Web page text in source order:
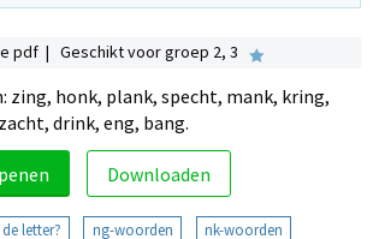
pdf | Geschikt voor groep 2, 3
zing, honk, plank, specht, mank, kring,
drink, eng, bang.
Downloaden
letter? ng-woorden nk-woorden